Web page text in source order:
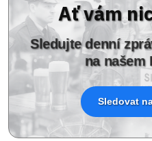
Ať vám
Sledujte denní
na našem
Sledovat